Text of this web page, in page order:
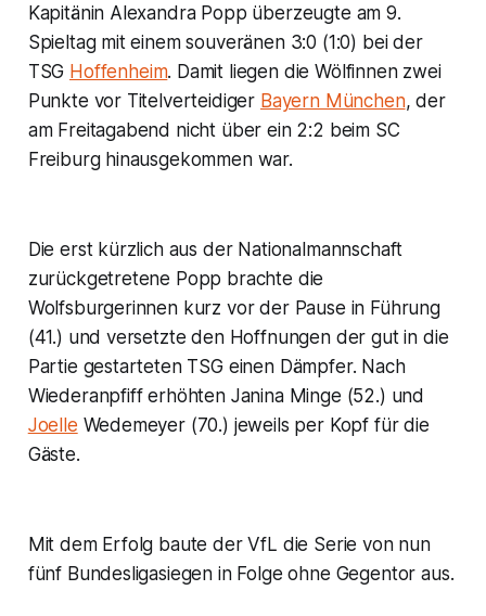
Kapitänin Alexandra Popp überzeugte am 9.
Spieltag mit einem souveränen 3:0 (1:0) bei der
TSG Hoffenheim. Damit liegen die Wölfinnen zwei
Punkte vor Titelverteidiger Bayern München, der
am Freitagabend nicht über ein 2:2 beim SC
Freiburg hinausgekommen war.
Die erst kürzlich aus der Nationalmannschaft
zurückgetretene Popp brachte die
Wolfsburgerinnen kurz vor der Pause in Führung
(41.) und versetzte den Hoffnungen der gut in die
Partie gestarteten TSG einen Dämpfer. Nach
Wiederanpfiff erhöhten Janina Minge (52.) und
Joelle Wedemeyer (70.) jeweils per Kopf für die
Gäste.
Mit dem Erfolg baute der VfL die Serie von nun
fünf Bundesligasiegen in Folge ohne Gegentor aus.